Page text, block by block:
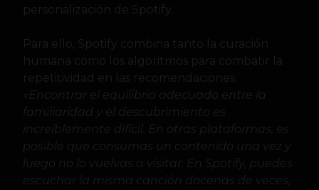
personalización de Spotify.
Para ello, Spotify combina tanto la curación
humana como los algoritmos para combatir la
repetitividad en las recomendaciones.
«Encontrar el equilibrio adecuado entre la
familiaridad y el descubrimiento es
increíblemente difícil. En otras plataformas, es
posible que consumas un contenido una vez y
luego no lo vuelvas a visitar. En Spotify, puedes
escuchar la misma canción docenas de veces,